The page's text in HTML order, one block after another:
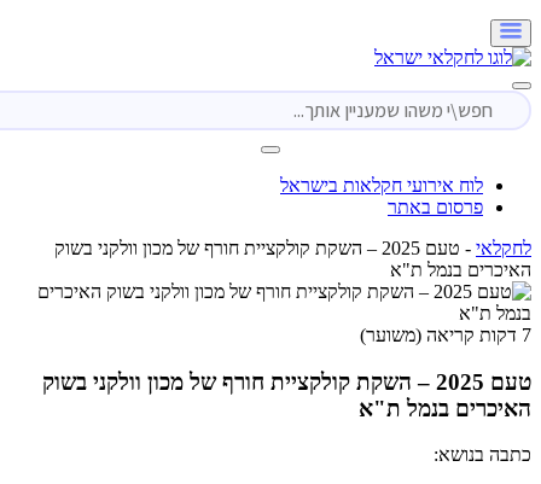
לוח אירועי חקלאות בישראל
פרסום באתר
-
טעם 2025 – השקת קולקציית חורף של מכון וולקני בשוק
בנמל ת"א
טעם 2025 – השקת קולקציית חורף של מכון וולקני בשוק
בנמל ת"א